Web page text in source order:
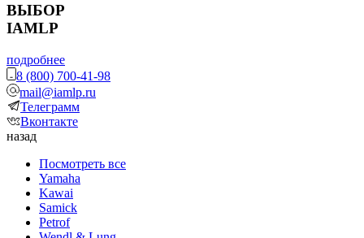
ВЫБОР
IAMLP
подробнее
8 (800) 700-41-98
mail@iamlp.ru
Телеграмм
Вконтакте
назад
Посмотреть все
Yamaha
Kawai
Samick
Petrof